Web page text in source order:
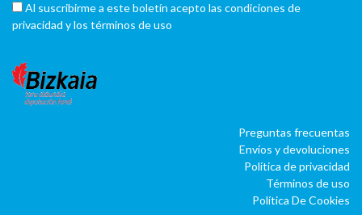
Al suscribirme a este boletín acepto las condiciones de
privacidad y los términos de uso
Preguntas frecuentas
Envíos y devoluciones
Política de privacidad
Términos de uso
Política De Cookies